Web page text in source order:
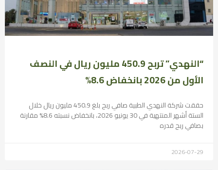
“النهدي” تربح 450.9 مليون ريال في النصف
الأول من 2026 بانخفاض 8.6%
حققت شركة النهدي الطبية صافي ربح بلغ 450.9 مليون ريال خلال
الستة أشهر المنتهية في 30 يونيو 2026، بانخفاض نسبته 8.6% مقارنة
بصافي ربح قدره
2026-07-29